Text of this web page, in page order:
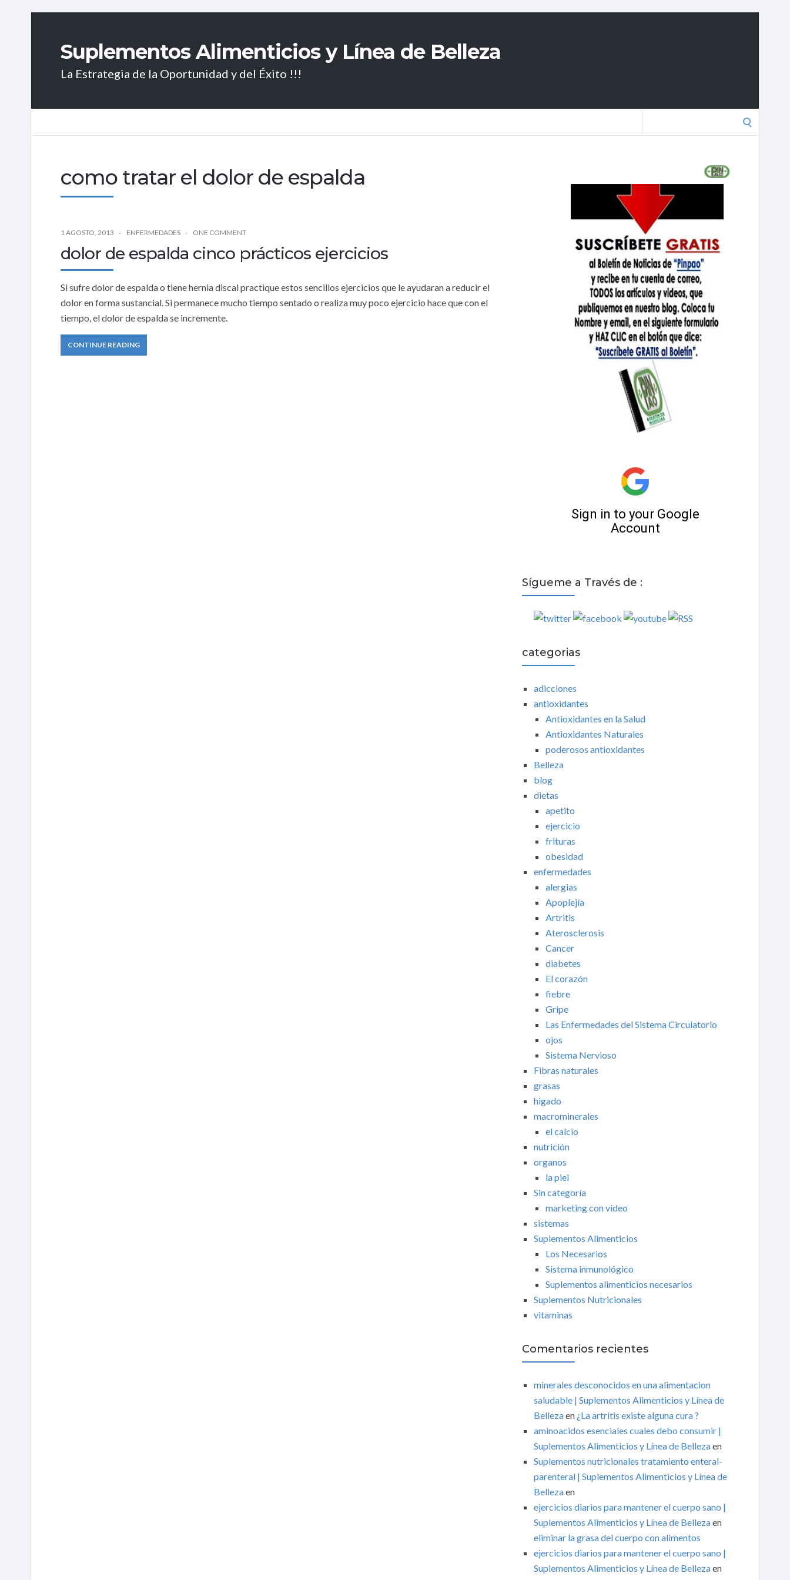
Suplementos Alimenticios y Línea de Belleza
La Estrategia de la Oportunidad y del Éxito !!!
como tratar el dolor de espalda
1 AGOSTO, 2013 ENFERMEDADES ONE COMMENT
dolor de espalda cinco prácticos ejercicios
Si sufre dolor de espalda o tiene hernia discal practique estos sencillos ejercicios que le ayudaran a reducir el
dolor en forma sustancial. Si permanece mucho tiempo sentado o realiza muy poco ejercicio hace que con el
tiempo, el dolor de espalda se incremente.
CONTINUE READING
Sígueme a Través de :
categorias
adicciones
antioxidantes
Antioxidantes en la Salud
Antioxidantes Naturales
poderosos antioxidantes
Belleza
blog
dietas
apetito
ejercicio
frituras
obesidad
enfermedades
alergias
Apoplejía
Artritis
Aterosclerosis
Cancer
diabetes
El corazón
fiebre
Gripe
Las Enfermedades del Sistema Circulatorio
ojos
Sistema Nervioso
Fibras naturales
grasas
higado
macrominerales
el calcio
nutrición
organos
la piel
Sin categoría
marketing con video
sistemas
Suplementos Alimenticios
Los Necesarios
Sistema inmunológico
Suplementos alimenticios necesarios
Suplementos Nutricionales
vitaminas
Comentarios recientes
minerales desconocidos en una alimentacion
saludable | Suplementos Alimenticios y Línea de
Bellezaen ¿La artritis existe alguna cura ?
aminoacidos esenciales cuales debo consumir |
Suplementos Alimenticios y Línea de Bellezaen
Suplementos nutricionales tratamiento enteral-
parenteral | Suplementos Alimenticios y Línea de
Bellezaen
ejercicios diarios para mantener el cuerpo sano |
Suplementos Alimenticios y Línea de Bellezaen
eliminar la grasa del cuerpo con alimentos
ejercicios diarios para mantener el cuerpo sano |
Suplementos Alimenticios y Línea de Bellezaen